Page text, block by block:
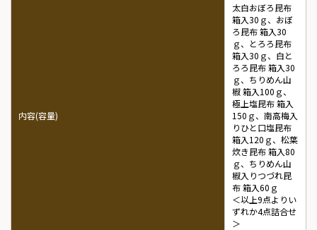
内容(容量)
太白おぼろ昆布
箱入30ｇ、おぼ
ろ昆布 箱入30
ｇ、とろろ昆布
箱入30ｇ、白と
ろろ昆布 箱入30
ｇ、ちりめん山
椒 箱入100ｇ、
極上塩昆布 箱入
150ｇ、南高梅入
りひと口塩昆布
箱入120ｇ、松葉
炊き昆布 箱入80
ｇ、ちりめん山
椒入りつづれ昆
布 箱入60ｇ
＜以上9点よりい
ずれか4点詰合せ
＞